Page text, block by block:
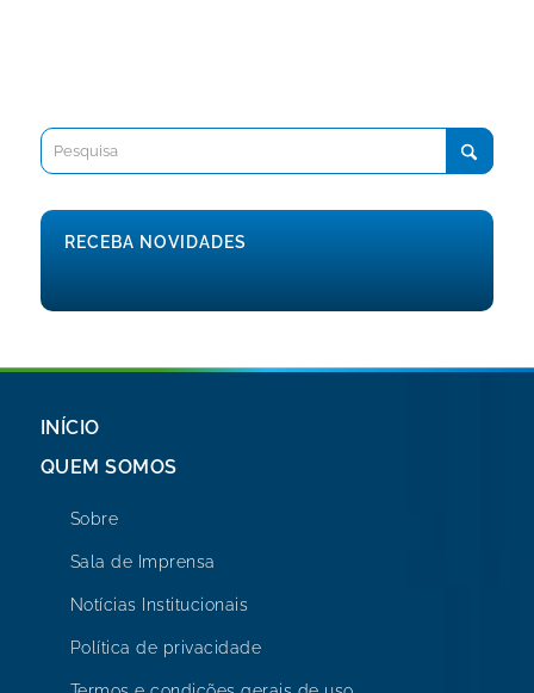
RECEBA NOVIDADES
INÍCIO
QUEM SOMOS
Sobre
Sala de Imprensa
Notícias Institucionais
Política de privacidade